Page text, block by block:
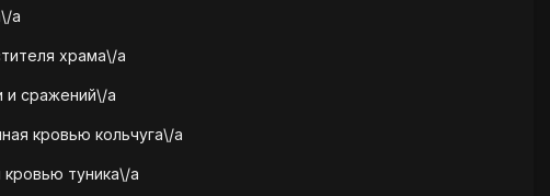
a
храма\/a
и сражений\/a
кровью кольчуга\/a
кровью туника\/a